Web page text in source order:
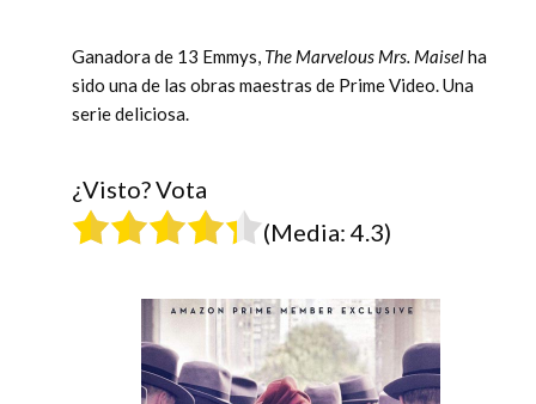
Ganadora de 13 Emmys, The Marvelous Mrs. Maiselha
sido una de las obras maestras de Prime Video. Una
serie deliciosa.
¿Visto? Vota
(Media: 4.3)